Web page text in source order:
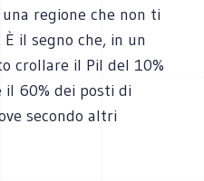
regione che non ti
il segno che, in un
crollare il Pil del 10%
il 60% dei posti di
secondo altri